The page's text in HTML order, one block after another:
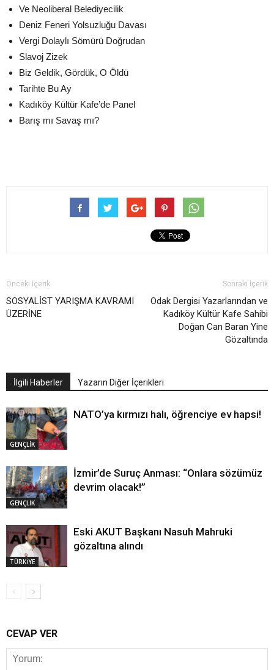
Ve Neoliberal Belediyecilik
Deniz Feneri Yolsuzluğu Davası
Vergi Dolaylı Sömürü Doğrudan
Slavoj Zizek
Biz Geldik, Gördük, O Öldü
Tarihte Bu Ay
Kadıköy Kültür Kafe’de Panel
Barış mı Savaş mı?
Önceki İçerik
SOSYALİST YARIŞMA KAVRAMI
ÜZERİNE
Sonraki İçerik
Odak Dergisi Yazarlarından ve
Kadıköy Kültür Kafe Sahibi
Doğan Can Baran Yine
Gözaltında
İlgili Haberler Yazarın Diğer İçerikleri
GENÇLİK
NATO’ya kırmızı halı, öğrenciye ev hapsi!
GENÇLİK
İzmir’de Suruç Anması: “Onlara sözümüz
devrim olacak!”
TÜRKİYE
Eski AKUT Başkanı Nasuh Mahruki
gözaltına alındı
CEVAP VER